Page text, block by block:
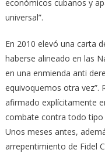
económicos cubanos y
universal”.
En 2010 elevó una carta
haberse alineado en las
en una enmienda anti
equivoquemos otra vez”.
afirmado explícitamente
combate contra todo tipo
Unos meses antes,
arrepentimiento de Fidel